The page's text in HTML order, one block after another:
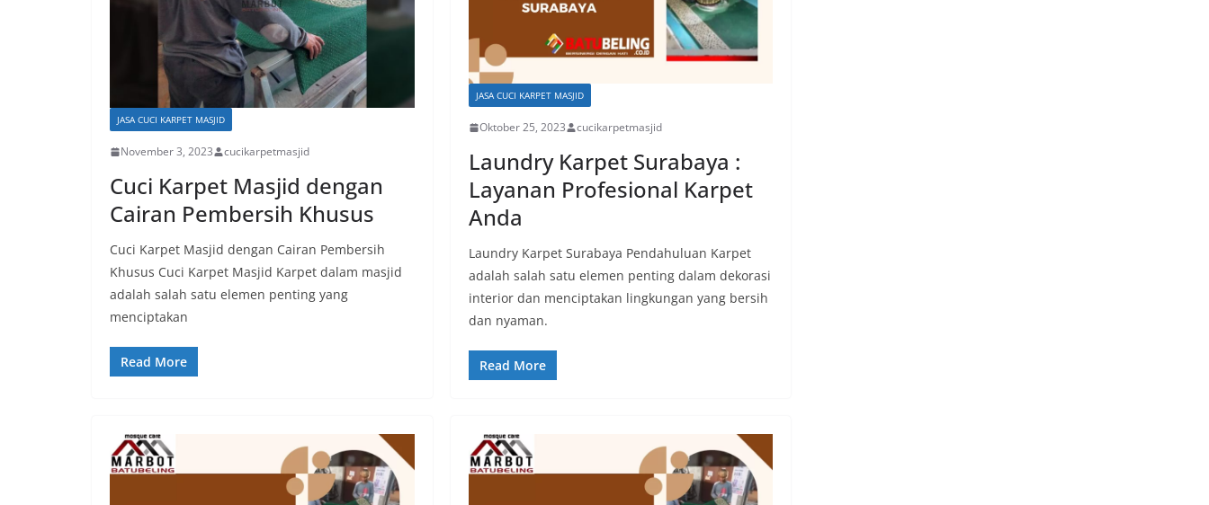
JASA CUCI KARPET MASJID
November 3, 2023 cucikarpetmasjid
Cuci Karpet Masjid dengan
Cairan Pembersih Khusus
Cuci Karpet Masjid dengan Cairan Pembersih
Khusus Cuci Karpet Masjid Karpet dalam masjid
adalah salah satu elemen penting yang
menciptakan
Read More
JASA CUCI KARPET MASJID
Oktober 25, 2023 cucikarpetmasjid
Laundry Karpet Surabaya :
Layanan Profesional Karpet
Anda
Laundry Karpet Surabaya Pendahuluan Karpet
adalah salah satu elemen penting dalam dekorasi
interior dan menciptakan lingkungan yang bersih
dan nyaman.
Read More